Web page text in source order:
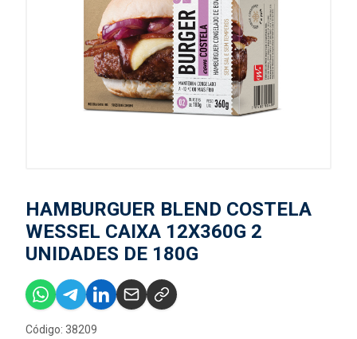
HAMBURGUER BLEND COSTELA
WESSEL CAIXA 12X360G 2
UNIDADES DE 180G
Código: 38209